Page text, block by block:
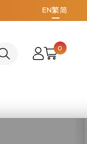
EN繁简
0